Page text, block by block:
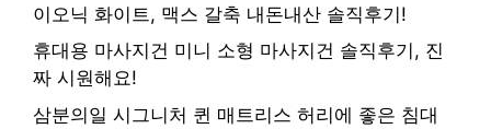
이오닉 화이트, 맥스 갈축 내돈내산 솔직후기!
휴대용 마사지건 미니 소형 마사지건 솔직후기, 진
짜 시원해요!
삼분의일 시그니처 퀸 매트리스 허리에 좋은 침대